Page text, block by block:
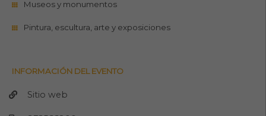
Museos y monumentos
Pintura, escultura, arte y exposiciones
INFORMACIÓN DEL EVENTO
Sitio web